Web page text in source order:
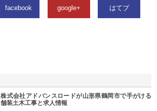
facebook google+ はてブ
株式会社アドバンスロードが山形県鶴岡市で手がける
舗装土木工事と求人情報